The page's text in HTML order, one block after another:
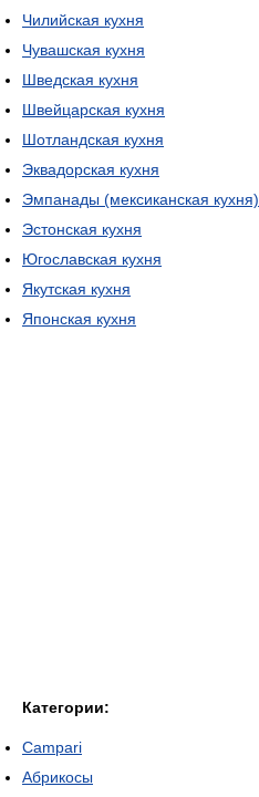
Чилийская кухня
Чувашская кухня
Шведская кухня
Швейцарская кухня
Шотландская кухня
Эквадорская кухня
Эмпанады (мексиканская кухня)
Эстонская кухня
Югославская кухня
Якутская кухня
Японская кухня
Категории:
Campari
Абрикосы